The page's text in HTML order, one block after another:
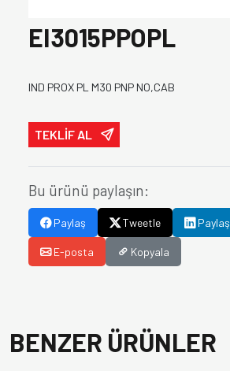
EI3015PPOPL
IND PROX PL M30 PNP NO,CAB
TEKLİF AL
Bu ürünü paylaşın:
Paylaş Tweetle Paylaş
E-posta Kopyala
BENZER ÜRÜNLER